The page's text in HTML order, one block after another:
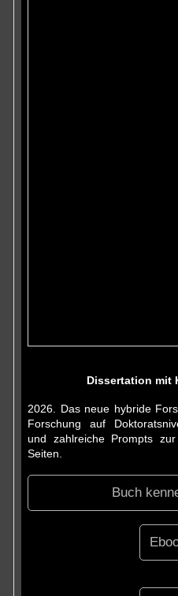
Dissertation mit
2026. Das neue hybride
Forschung auf
und zahlreiche Prompts
Seiten.
Buch